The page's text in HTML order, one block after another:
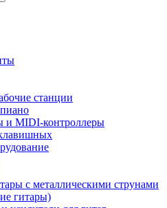
станции
и MIDI-контроллеры
с металлическими струнами
гитары)